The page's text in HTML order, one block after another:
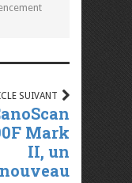
SUIVANT
Mark
II, un
nouveau